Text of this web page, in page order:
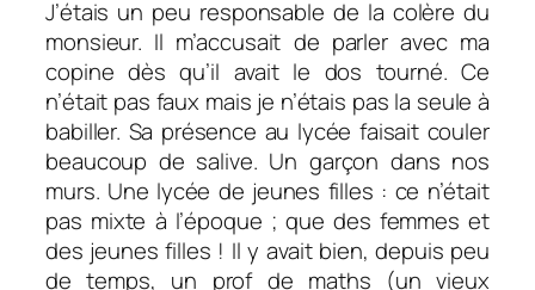
J’étais un peu responsable de la colère du
monsieur. Il m’accusait de parler avec ma
copine dès qu’il avait le dos tourné. Ce
n’était pas faux mais je n’étais pas la seule à
babiller. Sa présence au lycée faisait couler
beaucoup de salive. Un garçon dans nos
murs. Une lycée de jeunes filles : ce n’était
pas mixte à l’époque ; que des femmes et
des jeunes filles ! Il y avait bien, depuis peu
de temps, un prof de maths (un vieux